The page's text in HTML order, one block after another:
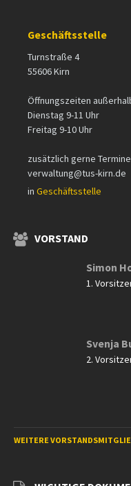
Geschäftsstelle
Turnstraße 4
55606 Kirn
Öffnungszeiten
Dienstag 9-11 Uhr
Freitag 9-10 Uhr
zusätzlich gerne
verwaltung@tus-kirn.de
in Geschäftsstelle
VORSTAND
Simon
1.
Svenja
2.
WEITERE